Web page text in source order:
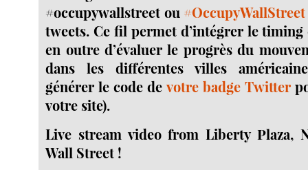
#occupywallstreet ou #OccupyWallStreet
tweets. Ce fil permet d’intégrer le timing
en outre d’évaluer le progrès du
dans les différentes villes
générer le code de votre badge Twitter
votre site).
Live stream video from Liberty Plaza,
Wall Street !